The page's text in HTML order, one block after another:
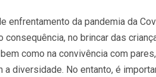
enfrentamento da pandemia da
no brincar das
como na convivência com
a diversidade. No entanto, é